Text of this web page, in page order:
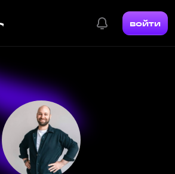
войти